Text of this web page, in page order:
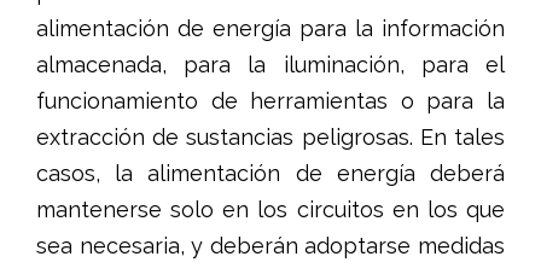
alimentación de energía para la información
almacenada, para la iluminación, para el
funcionamiento de herramientas o para la
extracción de sustancias peligrosas. En tales
casos, la alimentación de energía deberá
mantenerse solo en los circuitos en los que
sea necesaria, y deberán adoptarse medidas